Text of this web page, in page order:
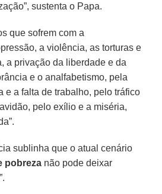
sustenta o Papa.
que sofrem com a
a violência, as torturas e
a privação da liberdade e da
e o analfabetismo, pela
e a falta de trabalho, pelo tráfico
pelo exílio e a miséria,
sublinha que o atual cenário
pobreza não pode deixar